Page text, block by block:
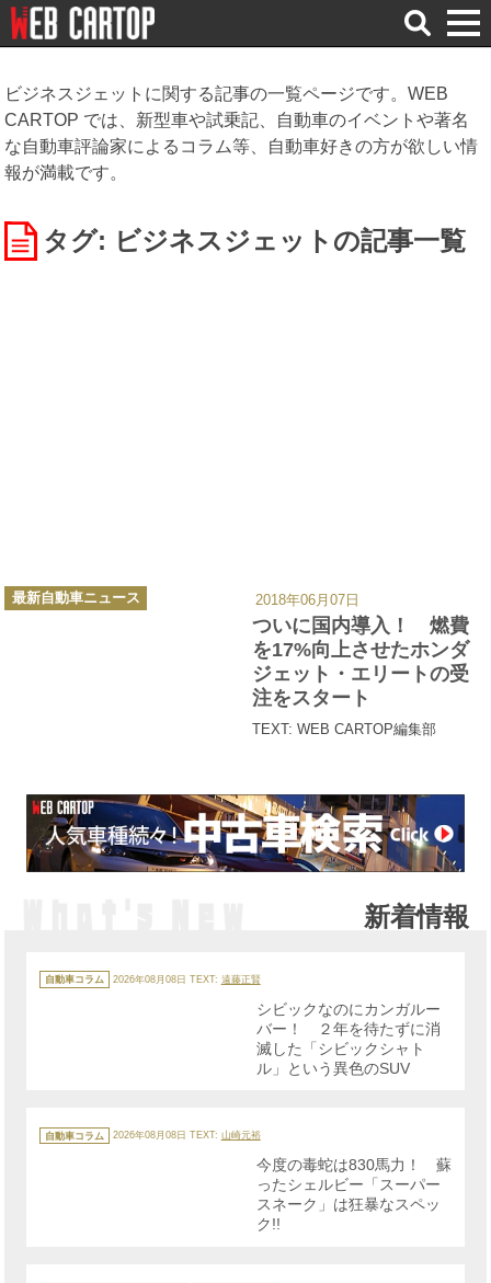
検
索
ビジネスジェットに関する記事の一覧ページです。WEB
CARTOP では、新型車や試乗記、自動車のイベントや著名
な自動車評論家によるコラム等、自動車好きの方が欲しい情
報が満載です。
タグ: ビジネスジェット の記事一覧
ついに国内導入！ 燃費
を17%向上させたホンダ
ジェット・エリートの受
注をスタート
TEXT: WEB CARTOP編集部
カ
テ
最新自動車ニュース 2018年06月07日
新着情報
カ
テ
ゴ
自動車コラム 2026年08月08日 TEXT: 遠藤正賢
シビックなのにカンガルー
バー！ ２年を待たずに消
滅した「シビックシャト
ル」という異色のSUV
テ
ゴ
自動車コラム 2026年08月08日 TEXT: 山崎元裕
今度の毒蛇は830馬力！ 蘇
ったシェルビー「スーパー
スネーク」は狂暴なスペッ
ク!!